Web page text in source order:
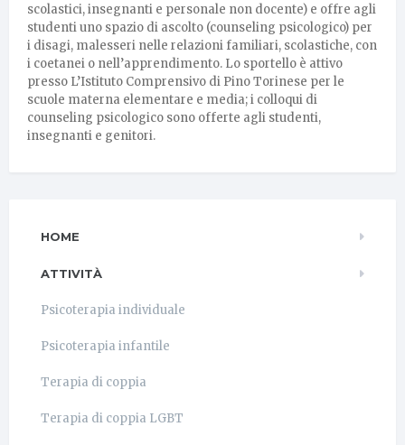
scolastici, insegnanti e personale non docente) e offre agli
studenti uno spazio di ascolto (counseling psicologico) per
i disagi, malesseri nelle relazioni familiari, scolastiche, con
i coetanei o nell’apprendimento. Lo sportello è attivo
presso L’Istituto Comprensivo di Pino Torinese per le
scuole materna elementare e media; i colloqui di
counseling psicologico sono offerte agli studenti,
insegnanti e genitori.
HOME
ATTIVITÀ
Psicoterapia individuale
Psicoterapia infantile
Terapia di coppia
Terapia di coppia LGBT